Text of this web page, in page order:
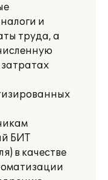
и
труда, а
затратах
БИТ
в качестве